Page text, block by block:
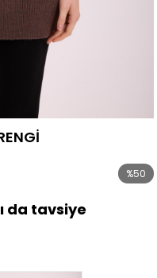
%50
da tavsiye